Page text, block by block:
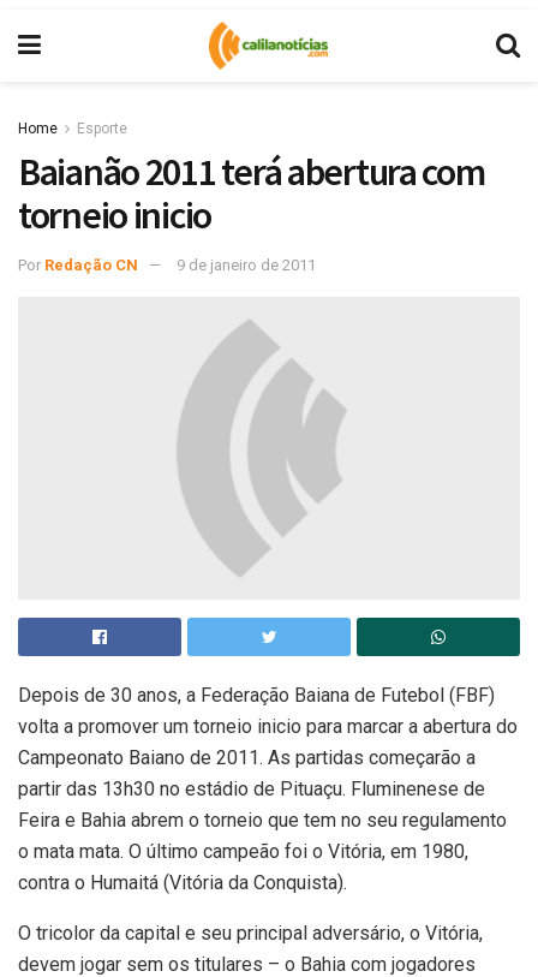
Home Esporte
Baianão 2011 terá abertura com
torneio inicio
Por Redação CN 9 de janeiro de 2011
Depois de 30 anos, a Federação Baiana de Futebol (FBF)
volta a promover um torneio inicio para marcar a abertura do
Campeonato Baiano de 2011. As partidas começarão a
partir das 13h30 no estádio de Pituaçu. Fluminenese de
Feira e Bahia abrem o torneio que tem no seu regulamento
o mata mata. O último campeão foi o Vitória, em 1980,
contra o Humaitá (Vitória da Conquista).
O tricolor da capital e seu principal adversário, o Vitória,
devem jogar sem os titulares – o Bahia com jogadores